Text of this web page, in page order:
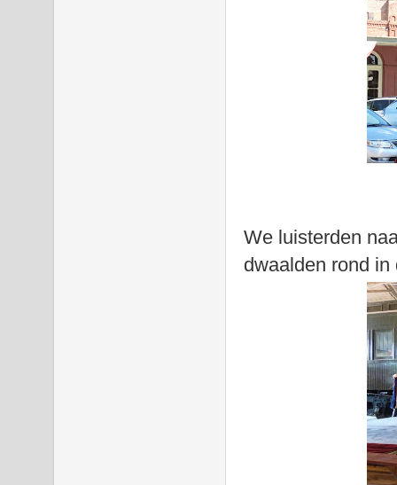
We luisterden
dwaalden rond